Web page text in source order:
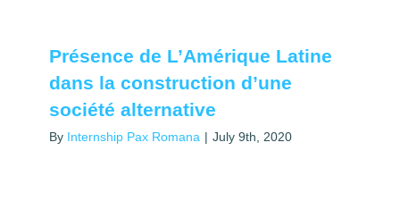
Présence de L’Amérique Latine
dans la construction d’une
société alternative
By Internship Pax Romana | July 9th, 2020